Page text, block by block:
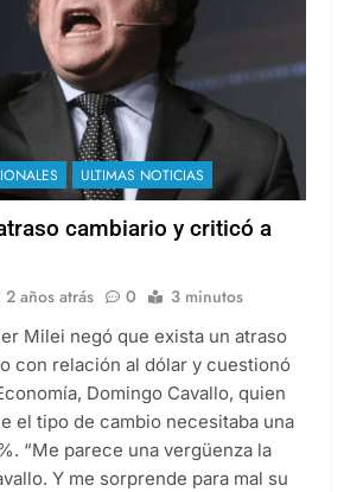
ULTIMAS NOTICIAS
cambiario y criticó a
2 años atrás 0 3 minutos
Milei negó que exista un atraso
con relación al dólar y cuestionó
Domingo Cavallo, quien
el tipo de cambio necesitaba una
“Me parece una vergüenza la
Y me sorprende para mal su